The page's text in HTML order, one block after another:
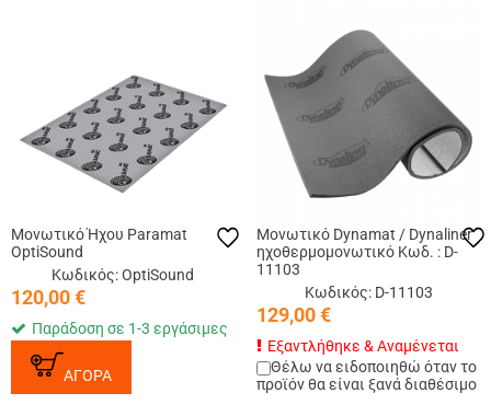
Μονωτικό Ήχου Paramat
OptiSound
Κωδικός: OptiSound
120,00€
Παράδοση σε 1-3 εργάσιμες
ΑΓΟΡΑ
Μονωτικό Dynamat / Dynaliner
ηχοθερμομονωτικό Κωδ. : D-
11103
Κωδικός: D-11103
129,00€
Εξαντλήθηκε & Αναμένεται
Θέλω να ειδοποιηθώ όταν το
προϊόν θα είναι ξανά διαθέσιμο